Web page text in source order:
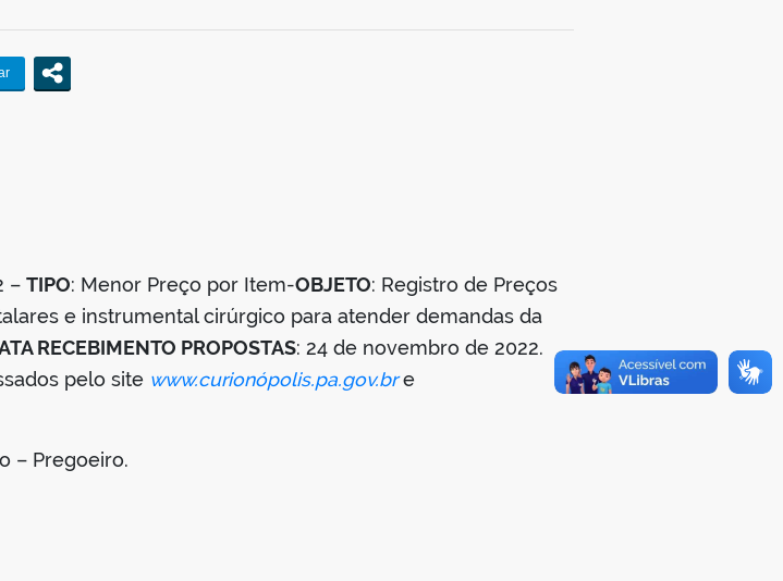
– TIPO: Menor Preço por Item-OBJETO: Registro de Preços
e instrumental cirúrgico para atender demandas da
RECEBIMENTO PROPOSTAS: 24 de novembro de 2022.
pelo site www.curionópolis.pa.gov.bre
– Pregoeiro.